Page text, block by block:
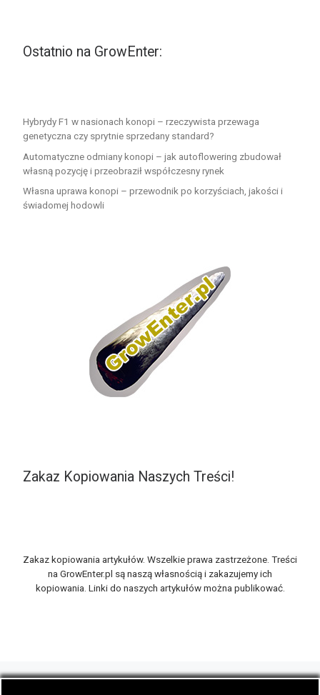
Ostatnio na GrowEnter:
Hybrydy F1 w nasionach konopi – rzeczywista przewaga
genetyczna czy sprytnie sprzedany standard?
Automatyczne odmiany konopi – jak autoflowering zbudował
własną pozycję i przeobraził współczesny rynek
Własna uprawa konopi – przewodnik po korzyściach, jakości i
świadomej hodowli
Zakaz Kopiowania Naszych Treści!
Zakaz kopiowania artykułów. Wszelkie prawa zastrzeżone. Treści
na GrowEnter.pl są naszą własnością i zakazujemy ich
kopiowania. Linki do naszych artykułów można publikować.